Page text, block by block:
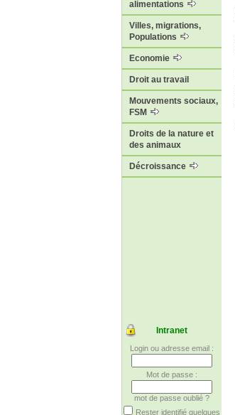
alimentations
Villes, migrations,
Populations
Economie
Droit au travail
Mouvements sociaux,
FSM
Droits de la nature et
des animaux
Décroissance
Intranet
Login ou adresse email :
Mot de passe :
mot de passe oublié ?
Rester identifié quelques